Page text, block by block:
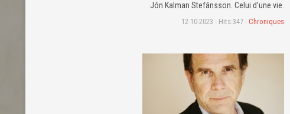
Jón Kalman Stefánsson. Celui d’une vie.
12-10-2023 - Hits:347 - Chroniques